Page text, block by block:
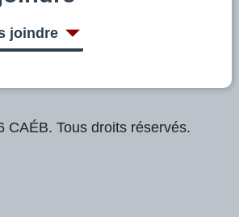
joindre
CAÉB. Tous droits réservés.